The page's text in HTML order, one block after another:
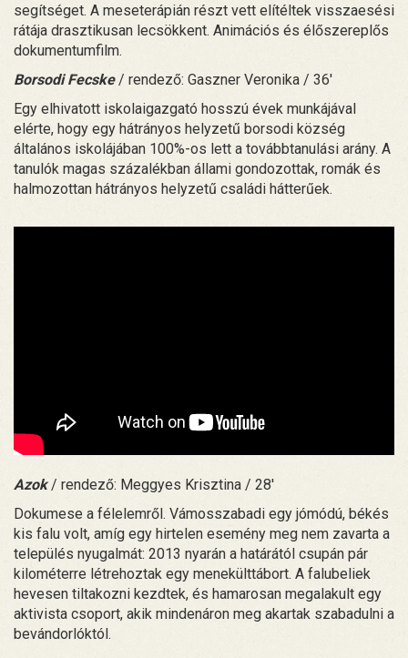
segítséget. A meseterápián részt vett elítéltek visszaesési
rátája drasztikusan lecsökkent. Animációs és élőszereplős
dokumentumfilm.
Borsodi Fecske/ rendező: Gaszner Veronika / 36'
Egy elhivatott iskolaigazgató hosszú évek munkájával
elérte, hogy egy hátrányos helyzetű borsodi község
általános iskolájában 100%-os lett a továbbtanulási arány. A
tanulók magas százalékban állami gondozottak, romák és
halmozottan hátrányos helyzetű családi hátterűek.
Azok/ rendező: Meggyes Krisztina / 28'
Dokumese a félelemről. Vámosszabadi egy jómódú, békés
kis falu volt, amíg egy hirtelen esemény meg nem zavarta a
település nyugalmát: 2013 nyarán a határától csupán pár
kilométerre létrehoztak egy menekülttábort. A falubeliek
hevesen tiltakozni kezdtek, és hamarosan megalakult egy
aktivista csoport, akik mindenáron meg akartak szabadulni a
bevándorlóktól.